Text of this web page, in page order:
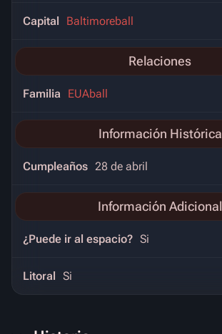
Capital Baltimoreball
Relaciones
Familia EUAball
Información Histórica
Cumpleaños 28 de abril
Información Adicional
¿Puede ir al espacio? Si
Litoral Si